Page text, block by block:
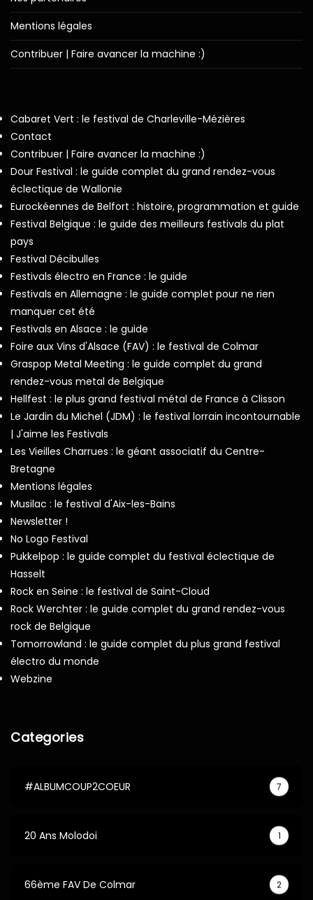
Mentions légales
Contribuer | Faire avancer la machine :)
Cabaret Vert : le festival de Charleville-Mézières
Contact
Contribuer | Faire avancer la machine :)
Dour Festival : le guide complet du grand rendez-vous
éclectique de Wallonie
Eurockéennes de Belfort : histoire, programmation et guide
Festival Belgique : le guide des meilleurs festivals du plat
pays
Festival Décibulles
Festivals électro en France : le guide
Festivals en Allemagne : le guide complet pour ne rien
manquer cet été
Festivals en Alsace : le guide
Foire aux Vins d'Alsace (FAV) : le festival de Colmar
Graspop Metal Meeting : le guide complet du grand
rendez-vous metal de Belgique
Hellfest : le plus grand festival métal de France à Clisson
Le Jardin du Michel (JDM) : le festival lorrain incontournable
| J'aime les Festivals
Les Vieilles Charrues : le géant associatif du Centre-
Bretagne
Mentions légales
Musilac : le festival d'Aix-les-Bains
Newsletter !
No Logo Festival
Pukkelpop : le guide complet du festival éclectique de
Hasselt
Rock en Seine : le festival de Saint-Cloud
Rock Werchter : le guide complet du grand rendez-vous
rock de Belgique
Tomorrowland : le guide complet du plus grand festival
électro du monde
Webzine
Categories
#ALBUMCOUP2COEUR 7
20 Ans Molodoi 1
66ème FAV De Colmar 2